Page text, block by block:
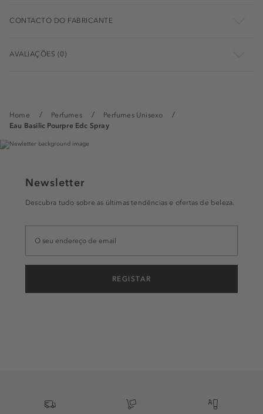
Home Perfumes
Perfumes Unisexo
Eau Basilic Pourpre Edc Spray
CONTACTO DO FABRICANTE
AVALIAÇÕES (0)
Newsletter
Descubra tudo sobre as últimas tendências e ofertas de beleza.
REGISTAR